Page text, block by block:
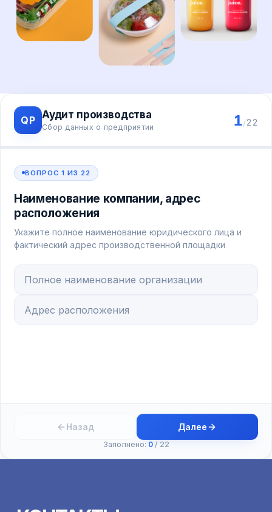
QP Аудит производства
Сбор данных о предприятии 1/22
ВОПРОС 1 ИЗ 22
Наименование компании, адрес
расположения
Укажите полное наименование юридического лица и
фактический адрес производственной площадки
Заполнено: 0/ 22
Назад Далее